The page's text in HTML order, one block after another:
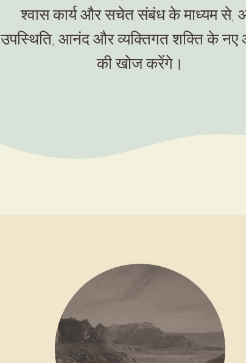
श्वास कार्य और सचेत संबंध के माध्यम से,
उपस्थिति, आनंद और व्यक्तिगत शक्ति के नए
की खोज करेंगे।